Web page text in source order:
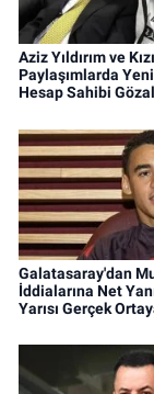
Aziz Yıldırım ve
Paylaşımlarda
Hesap Sahibi
Galatasaray'dan
İddialarına Net
Yarısı Gerçek